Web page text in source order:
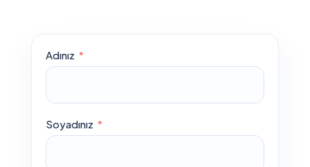
Adınız
Soyadınız